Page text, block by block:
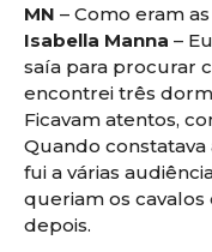
MN – Como eram
Isabella Manna –
saía para procurar
encontrei três
Ficavam atentos,
Quando constatava
fui a várias
queriam os
depois.